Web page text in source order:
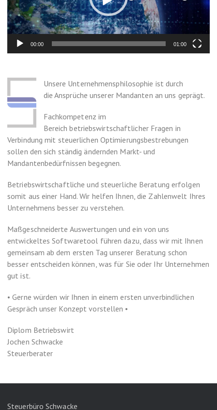
00:00 01:00
Unsere Unternehmensphilosophie ist durch
die Ansprüche unserer Mandanten an uns geprägt.
Fachkompetenz im
Bereichbetriebswirtschaftlicher Fragen in
Verbindung mit steuerlichen Optimierungsbestrebungen
sollen den sich ständig ändernden Markt- und
Mandantenbedürfnissen begegnen.
Betriebswirtschaftliche und steuerliche Beratung erfolgen
somit aus einer Hand. Wir helfen Ihnen, die Zahlenwelt Ihres
Unternehmens besser zu verstehen.
Maßgeschneiderte Auswertungen und ein von uns
entwickeltes Softwaretool führen dazu, dass wir mit Ihnen
gemeinsam ab dem ersten Tag unserer Beratung schon
besser entscheiden können, was für Sie oder Ihr Unternehmen
gut ist.
•Gerne würden wir Ihnen in einem ersten unverbindlichen
Gespräch unser Konzept vorstellen •
Diplom Betriebswirt
Jochen Schwacke
Steuerberater
Steuerbüro Schwacke